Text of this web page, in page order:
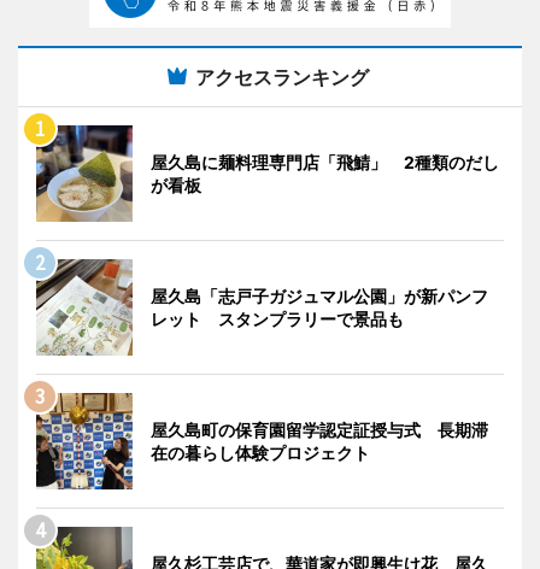
アクセスランキング
屋久島に麺料理専門店「飛鯖」 2種類のだし
が看板
屋久島「志戸子ガジュマル公園」が新パンフ
レット スタンプラリーで景品も
屋久島町の保育園留学認定証授与式 長期滞
在の暮らし体験プロジェクト
屋久杉工芸店で、華道家が即興生け花 屋久